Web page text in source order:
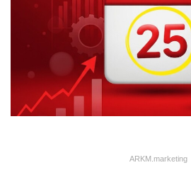
ARKM.marketing